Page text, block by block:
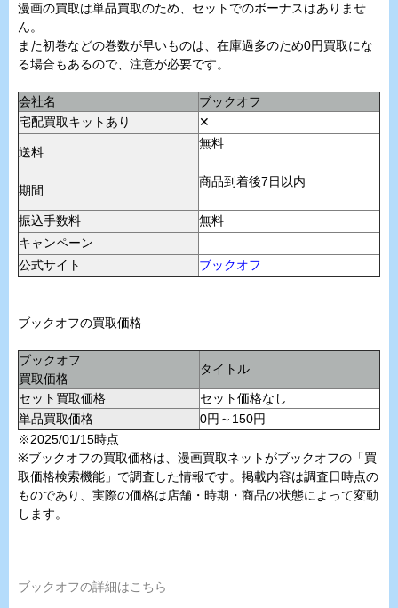
漫画の買取は単品買取のため、セットでのボーナスはありませ
ん。
また初巻などの巻数が早いものは、在庫過多のため0円買取にな
る場合もあるので、注意が必要です。
会社名
ブックオフ
宅配買取キットあり
✕
送料
無料
期間
商品到着後7日以内
振込手数料
無料
キャンペーン
–
公式サイト
ブックオフ
ブックオフの買取価格
ブックオフ
買取価格
タイトル
セット買取価格
セット価格なし
単品買取価格
0円～150円
※2025/01/15時点
※ブックオフの買取価格は、漫画買取ネットがブックオフの「買
取価格検索機能」で調査した情報です。掲載内容は調査日時点の
ものであり、実際の価格は店舗・時期・商品の状態によって変動
します。
ブックオフの詳細はこちら